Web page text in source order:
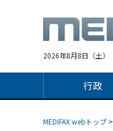
2026年8月8日（土）
行政
MEDIFAX webトップ >